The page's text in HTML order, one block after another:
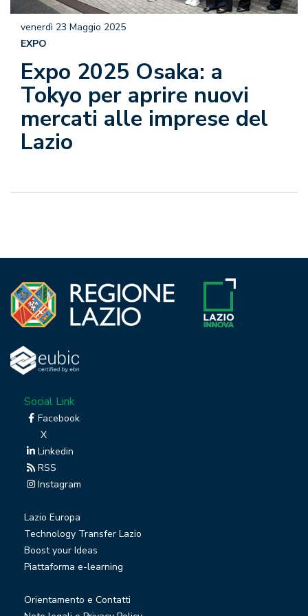
Expo 2025 Osaka: a
Tokyo per aprire nuovi
mercati alle imprese del
Lazio
venerdì 23 Maggio 2025
EXPO
Social Link
Facebook
X
Linkedin
RSS
Instagram
Lazio Europa
Technology Transfer Lazio
Boost your Ideas
Piattaforma e-learning
Orientamento e Contatti